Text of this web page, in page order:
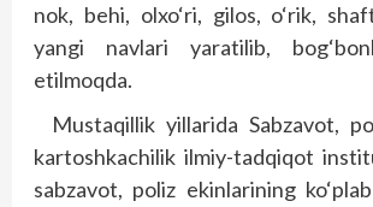
nok, behi, olxo‘ri, gilos, o‘rik,
yangi navlari yaratilib,
etilmoqda.
Mustaqillik yillarida Sabzavot,
kartoshkachilik ilmiy-tadqiqot
sabzavot, poliz ekinlarining